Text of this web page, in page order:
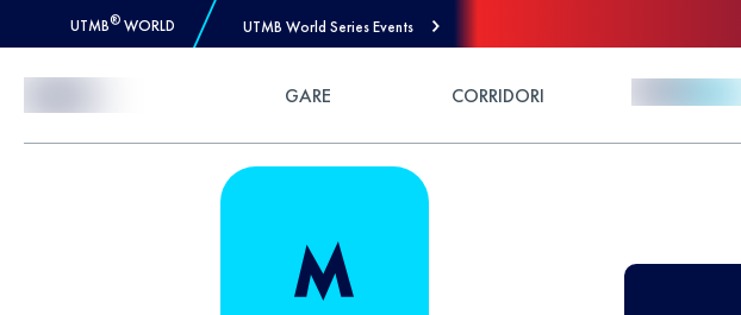
UTMB® WORLD UTMB World Series Events
GARE CORRIDORI